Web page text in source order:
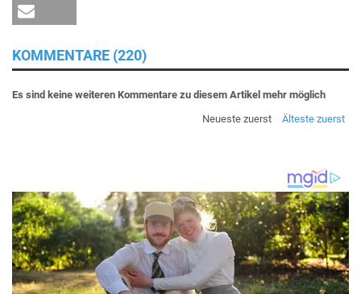
KOMMENTARE (220)
Es sind keine weiteren Kommentare zu diesem Artikel mehr möglich
Neueste zuerst
Älteste zuerst